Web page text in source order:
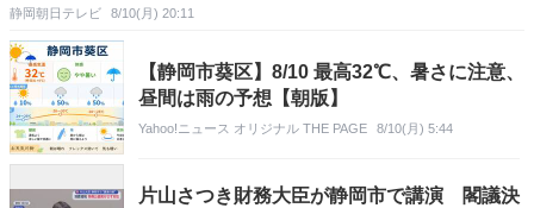
静岡朝日テレビ 8/10(月) 20:11
【静岡市葵区】8/10 最高32℃、暑さに注意、
昼間は雨の予想【朝版】
Yahoo!ニュース オリジナル THE PAGE 8/10(月) 5:44
片山さつき財務大臣が静岡市で講演 閣議決